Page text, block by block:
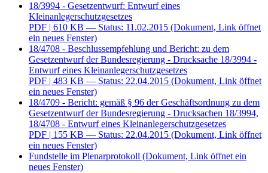
18/3994 - Gesetzentwurf: Entwurf eines
Kleinanlegerschutzgesetzes
PDF | 610 KB — Status: 11.02.2015 (Dokument, Link öffnet
ein neues Fenster)
18/4708 - Beschlussempfehlung und Bericht: zu dem
Gesetzentwurf der Bundesregierung - Drucksache 18/3994 -
Entwurf eines Kleinanlegerschutzgesetzes
PDF | 483 KB — Status: 22.04.2015 (Dokument, Link öffnet
ein neues Fenster)
18/4709 - Bericht: gemäß § 96 der Geschäftsordnung zu dem
Gesetzentwurf der Bundesregierung - Drucksachen 18/3994,
18/4708 - Entwurf eines Kleinanlegerschutzgesetzes
PDF | 155 KB — Status: 22.04.2015 (Dokument, Link öffnet
ein neues Fenster)
Fundstelle im Plenarprotokoll (Dokument, Link öffnet ein
neues Fenster)